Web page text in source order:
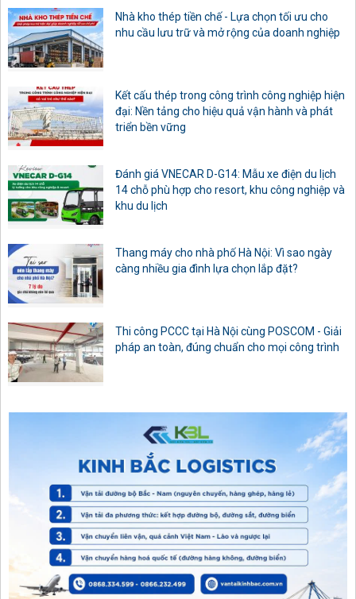
Nhà kho thép tiền chế - Lựa chọn tối ưu cho
nhu cầu lưu trữ và mở rộng của doanh nghiệp
Kết cấu thép trong công trình công nghiệp hiện
đại: Nền tảng cho hiệu quả vận hành và phát
triển bền vững
Đánh giá VNECAR D-G14: Mẫu xe điện du lịch
14 chỗ phù hợp cho resort, khu công nghiệp và
khu du lịch
Thang máy cho nhà phố Hà Nội: Vì sao ngày
càng nhiều gia đình lựa chọn lắp đặt?
Thi công PCCC tại Hà Nội cùng POSCOM - Giải
pháp an toàn, đúng chuẩn cho mọi công trình